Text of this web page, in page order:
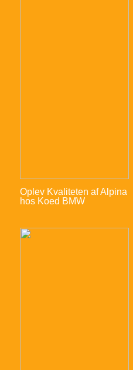
Oplev Kvaliteten af Alpina
hos Koed BMW